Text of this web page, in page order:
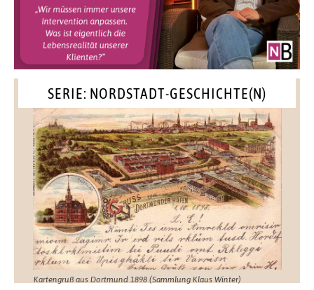
SERIE: NORDSTADT-GESCHICHTE(N)
Kartengruß aus Dortmund 1898 (Sammlung Klaus Winter)